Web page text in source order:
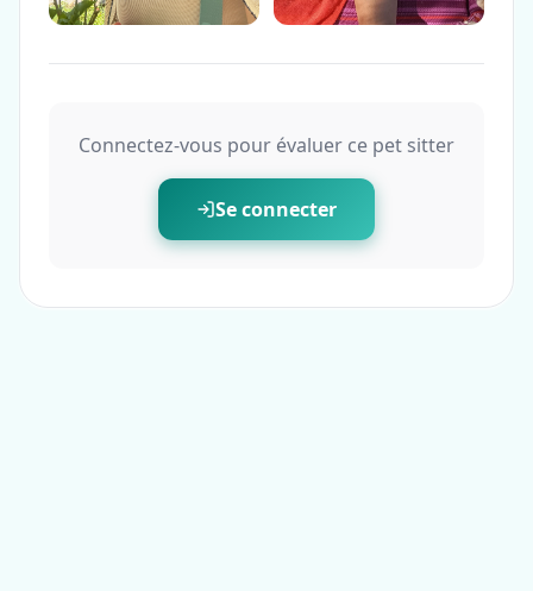
Connectez-vous pour évaluer ce pet sitter
Se connecter